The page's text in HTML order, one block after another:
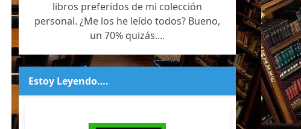
libros preferidos de mi colección
personal. ¿Me los he leído todos? Bueno,
un 70% quizás....
Estoy Leyendo….